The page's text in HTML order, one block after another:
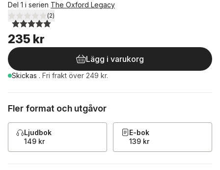
Del 1 i serien The Oxford Legacy
5,0utav 5 stjärnor. Totalt antal röster:
(2)
235 kr
Lägg i varukorg
Skickas . Fri frakt över 249 kr.
Fler format och utgåvor
Ljudbok
149 kr
E-bok
139 kr